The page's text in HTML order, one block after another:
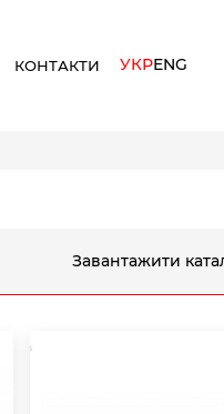
КОНТАКТИ УКРENG
Завантажити